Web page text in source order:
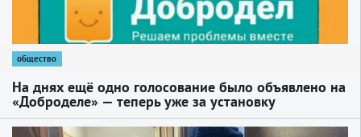
общество
На днях ещё одно голосование было объявлено на
«Доброделе» — теперь уже за установку
видеокамер системы «Безопасный регион»